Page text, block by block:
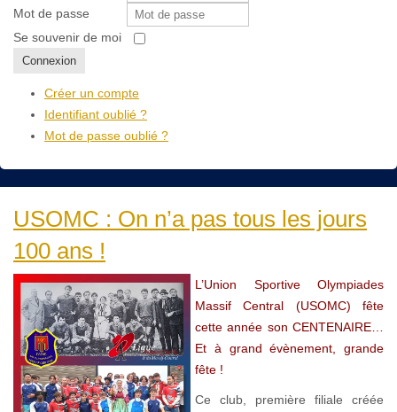
Mot de passe
Se souvenir de moi
Connexion
Créer un compte
Identifiant oublié ?
Mot de passe oublié ?
USOMC : On n’a pas tous les jours
100 ans !
L’Union Sportive Olympiades
Massif Central (USOMC) fête
cette année son CENTENAIRE…
Et à grand évènement, grande
fête !
Ce club, première filiale créée